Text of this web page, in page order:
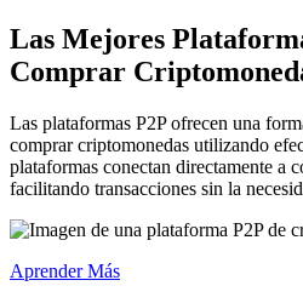
Las Mejores
Comprar
Las plataformas P2P ofrecen una
comprar criptomonedas utilizando
plataformas conectan directamente a
facilitando transacciones sin la
Aprender Más